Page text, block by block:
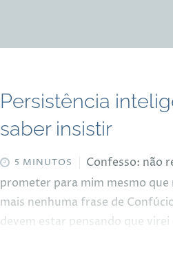
Persistência
saber insistir
5 MINUTOS
Confesso: não
prometer para mim mesmo que
mais nenhuma frase de
devem estar pensando que virei